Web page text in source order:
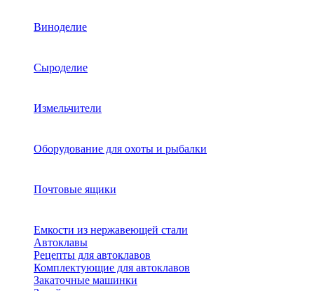
Виноделие
Сыроделие
Измельчители
Оборудование для охоты и рыбалки
Почтовые ящики
Емкости из нержавеющей стали
Автоклавы
Рецепты для автоклавов
Комплектующие для автоклавов
Закаточные машинки